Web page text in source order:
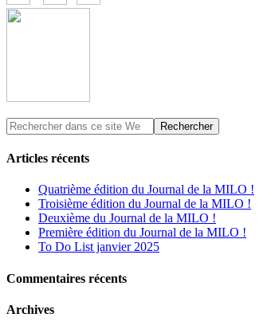
Articles récents
Quatrième édition du Journal de la MILO !
Troisième édition du Journal de la MILO !
Deuxième du Journal de la MILO !
Première édition du Journal de la MILO !
To Do List janvier 2025
Commentaires récents
Archives